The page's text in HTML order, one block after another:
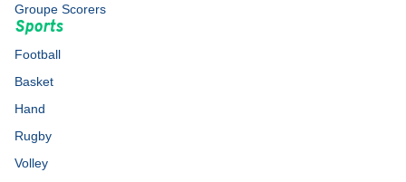
Groupe Scorers
Sports
Football
Basket
Hand
Rugby
Volley